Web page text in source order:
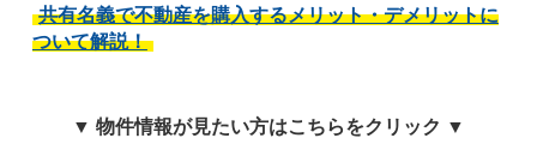
共有名義で不動産を購入するメリット・デメリットに
ついて解説！
▼ 物件情報が見たい方はこちらをクリック ▼